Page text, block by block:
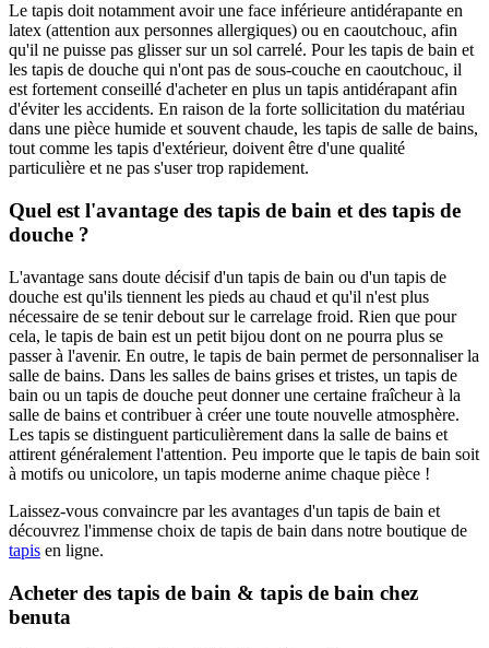
Le tapis doit notamment avoir une face inférieure antidérapante en
latex (attention aux personnes allergiques) ou en caoutchouc, afin
qu'il ne puisse pas glisser sur un sol carrelé. Pour les tapis de bain et
les tapis de douche qui n'ont pas de sous-couche en caoutchouc, il
est fortement conseillé d'acheter en plus un tapis antidérapant afin
d'éviter les accidents. En raison de la forte sollicitation du matériau
dans une pièce humide et souvent chaude, les tapis de salle de bains,
tout comme les tapis d'extérieur, doivent être d'une qualité
particulière et ne pas s'user trop rapidement.
Quel est l'avantage des tapis de bain et des tapis de
douche ?
L'avantage sans doute décisif d'un tapis de bain ou d'un tapis de
douche est qu'ils tiennent les pieds au chaud et qu'il n'est plus
nécessaire de se tenir debout sur le carrelage froid. Rien que pour
cela, le tapis de bain est un petit bijou dont on ne pourra plus se
passer à l'avenir. En outre, le tapis de bain permet de personnaliser la
salle de bains. Dans les salles de bains grises et tristes, un tapis de
bain ou un tapis de douche peut donner une certaine fraîcheur à la
salle de bains et contribuer à créer une toute nouvelle atmosphère.
Les tapis se distinguent particulièrement dans la salle de bains et
attirent généralement l'attention. Peu importe que le tapis de bain soit
à motifs ou unicolore, un tapis moderne anime chaque pièce !
Laissez-vous convaincre par les avantages d'un tapis de bain et
découvrez l'immense choix de tapis de bain dans notre boutique de
tapis en ligne.
Acheter des tapis de bain & tapis de bain chez
benuta